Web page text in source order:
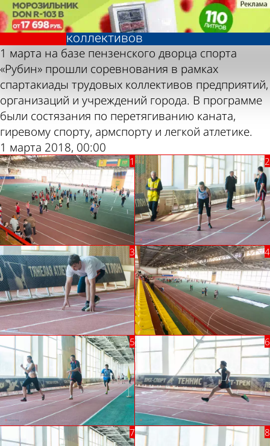
Спартакиада
трудовых
коллективов
Фотолента,
«Спорт»
1 марта на базе пензенского дворца спорта
«Рубин» прошли соревнования в рамках
спартакиады трудовых коллективов предприятий,
организаций и учреждений города. В программе
были состязания по перетягиванию каната,
гиревому спорту, армспорту и легкой атлетике.
1 марта 2018, 00:00
Спартакиада
трудовых
коллективов
Фотолента,
«Спорт»